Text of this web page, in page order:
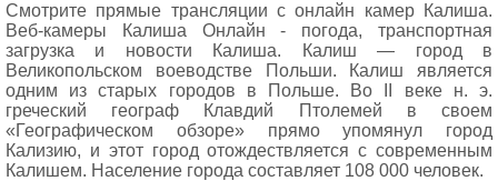
Смотрите прямые трансляции с онлайн камер Калиша.
Веб-камеры Калиша Oнлайн - погода, транспортная
загрузка и новости Калиша. Калиш — город в
Великопольском воеводстве Польши. Калиш является
одним из старых городов в Польше. Во II веке н. э.
греческий географ Клавдий Птолемей в своем
«Географическом обзоре» прямо упомянул город
Кализию, и этот город отождествляется с современным
Калишем. Население города составляет 108 000 человек.